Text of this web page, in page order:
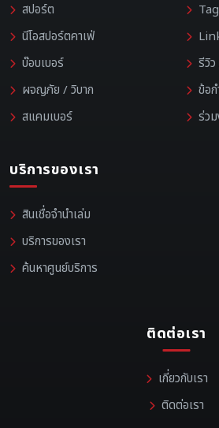
สปอร์ต
นีโอสปอร์ตคาเฟ่
บ๊อบเบอร์
ผจญภัย / วิบาก
สแคมเบอร์
รีวิ
ข้อ
ร่วม
บริการของเรา
สินเชื่อจำนำเล่ม
บริการของเรา
ค้นหาศูนย์บริการ
ติดต่อเรา
เกี่ยวกับเรา
ติดต่อเรา